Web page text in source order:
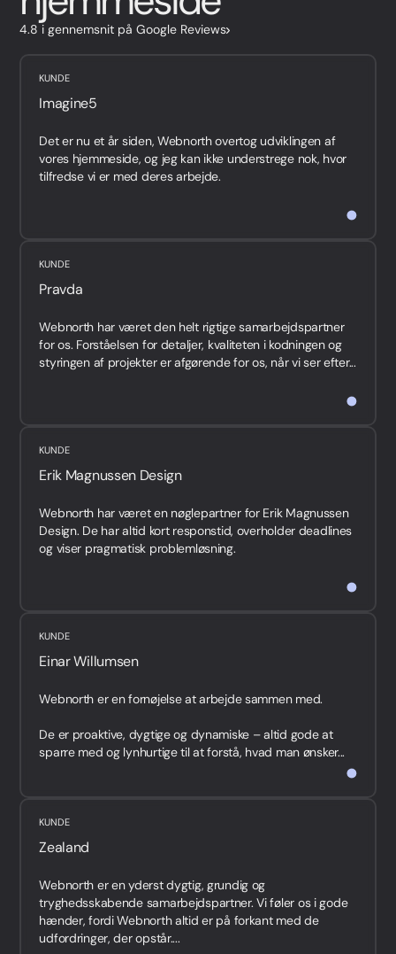
4.8 i gennemsnit på Google Reviews
KUNDE
Imagine5
Det er nu et år siden, Webnorth overtog udviklingen af
vores hjemmeside, og jeg kan ikke understrege nok, hvor
tilfredse vi er med deres arbejde.
KUNDE
Pravda
Webnorth har været den helt rigtige samarbejdspartner
for os. Forståelsen for detaljer, kvaliteten i kodningen og
styringen af projekter er afgørende for os, når vi ser efter...
KUNDE
Erik Magnussen Design
Webnorth har været en nøglepartner for Erik Magnussen
Design. De har altid kort responstid, overholder deadlines
og viser pragmatisk problemløsning.
KUNDE
Einar Willumsen
Webnorth er en fornøjelse at arbejde sammen med.
De er proaktive, dygtige og dynamiske – altid gode at
sparre med og lynhurtige til at forstå, hvad man ønsker...
KUNDE
Zealand
Webnorth er en yderst dygtig, grundig og
tryghedsskabende samarbejdspartner. Vi føler os i gode
hænder, fordi Webnorth altid er på forkant med de
udfordringer, der opstår....